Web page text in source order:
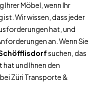
Ihrer Möbel, wenn Ihr
Wir wissen, dass jeder
hat, und
an. Wenn Sie
suchen, das
hat und Ihnen den
Züri Transporte &